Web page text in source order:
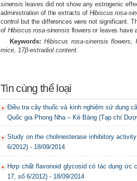
sinensis leaves did not show any estrogenic
administration of the extracts of Hibiscus rosa-
control but the differences were not significant.
of Hibiscus rosa-sinensis flowers or leaves have
Keywords: Hibiscus rosa-sinensis flowers,
mice, 17β-estradiol content.
Tin cùng thể loại
Điều tra cây thuốc và kinh nghiệm sử dụng
Quốc gia Phong Nha – Kẻ Bàng (Tạp chí
Study on the cholinesterase inhibitory
6/2012) - 18/09/2014
Hợp chất flavonoid glycosid có tác dụng ức
17, số 6/2012) - 18/09/2014